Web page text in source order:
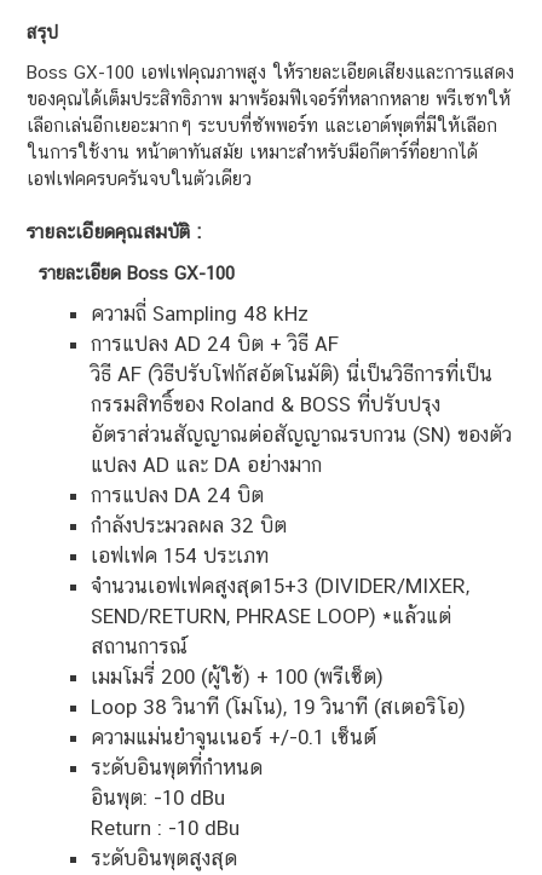
สรุป
Boss GX-100 เอฟเฟคุณภาพสูง ให้รายละเอียดเสียงและการแสดง
ของคุณได้เต็มประสิทธิภาพ มาพร้อมฟีเจอร์ที่หลากหลาย พรีเซทให้
เลือกเล่นอีกเยอะมากๆ ระบบที่ซัพพอร์ท และเอาต์พุตที่มีให้เลือก
ในการใช้งาน หน้าตาทันสมัย เหมาะสำหรับมือกีตาร์ที่อยากได้
เอฟเฟคครบครันจบในตัวเดียว
รายละเอียดคุณสมบัติ :
รายละเอียด Boss GX-100
ความถี่ Sampling 48 kHz
การแปลง AD 24 บิต + วิธี AF
วิธี AF (วิธีปรับโฟกัสอัตโนมัติ) นี่เป็นวิธีการที่เป็น
กรรมสิทธิ์ของ Roland & BOSS ที่ปรับปรุง
อัตราส่วนสัญญาณต่อสัญญาณรบกวน (SN) ของตัว
แปลง AD และ DA อย่างมาก
การแปลง DA 24 บิต
กำลังประมวลผล 32 บิต
เอฟเฟค 154 ประเภท
จำนวนเอฟเฟคสูงสุด15+3 (DIVIDER/MIXER,
SEND/RETURN, PHRASE LOOP) *แล้วแต่
สถานการณ์
เมมโมรี่ 200 (ผู้ใช้) + 100 (พรีเซ็ต)
Loop 38 วินาที (โมโน), 19 วินาที (สเตอริโอ)
ความแม่นยำจูนเนอร์ +/-0.1 เซ็นต์
ระดับอินพุตที่กำหนด
อินพุต: -10 dBu
Return : -10 dBu
ระดับอินพุตสูงสุด